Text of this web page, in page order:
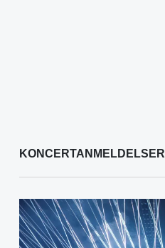
KONCERTANMELDELSER